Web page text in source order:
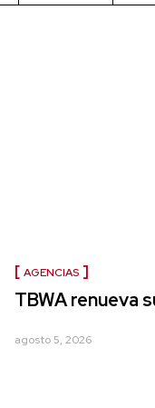
AGENCIAS
TBWA renueva
agosto 5, 2026